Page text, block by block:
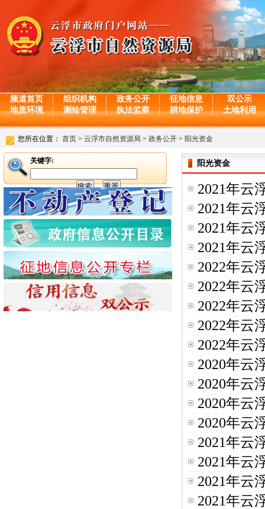
频道首页 组织机构 政务公开 征地信息
双公示
地质环境
测绘管理 执法监察 耕地保护 土地利用
您所在位置： 首页 > 云浮市自然资源局 > 政务公开 > 阳光资金
关键字: 阳光资金
2021年云
2021年云
2021年云
2021年云
2022年云
2022年云
2022年云
2022年云
2022年云
2020年云
2020年云
2020年云
2020年云
2021年云
2021年云
2021年云
2021年云